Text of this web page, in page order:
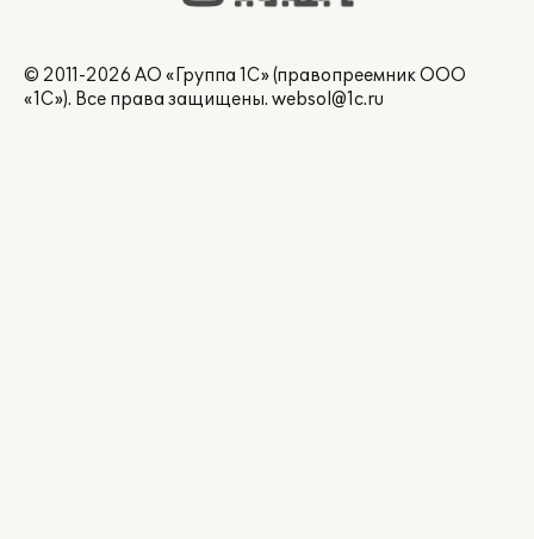
© 2011-2026 АО «Группа 1С» (правопреемник ООО
«1С»). Все права защищены. websol@1c.ru